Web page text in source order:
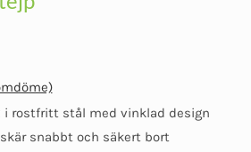
i rostfritt stål med vinklad design
snabbt och säkert bort